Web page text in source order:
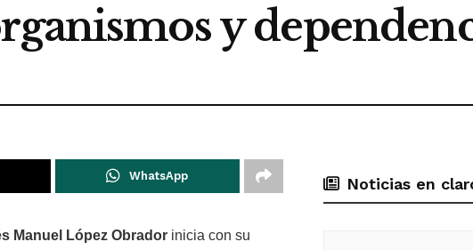
y
WhatsApp
Manuel López Obrador inicia con su
Noticias en